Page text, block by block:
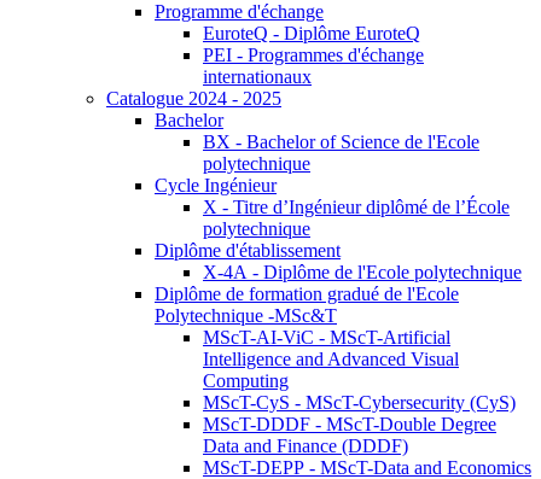
Programme d'échange
EuroteQ - Diplôme EuroteQ
PEI - Programmes d'échange
internationaux
Catalogue 2024 - 2025
Bachelor
BX - Bachelor of Science de l'Ecole
polytechnique
Cycle Ingénieur
X - Titre d’Ingénieur diplômé de l’École
polytechnique
Diplôme d'établissement
X-4A - Diplôme de l'Ecole polytechnique
Diplôme de formation gradué de l'Ecole
Polytechnique -MSc&T
MScT-AI-ViC - MScT-Artificial
Intelligence and Advanced Visual
Computing
MScT-CyS - MScT-Cybersecurity (CyS)
MScT-DDDF - MScT-Double Degree
Data and Finance (DDDF)
MScT-DEPP - MScT-Data and Economics